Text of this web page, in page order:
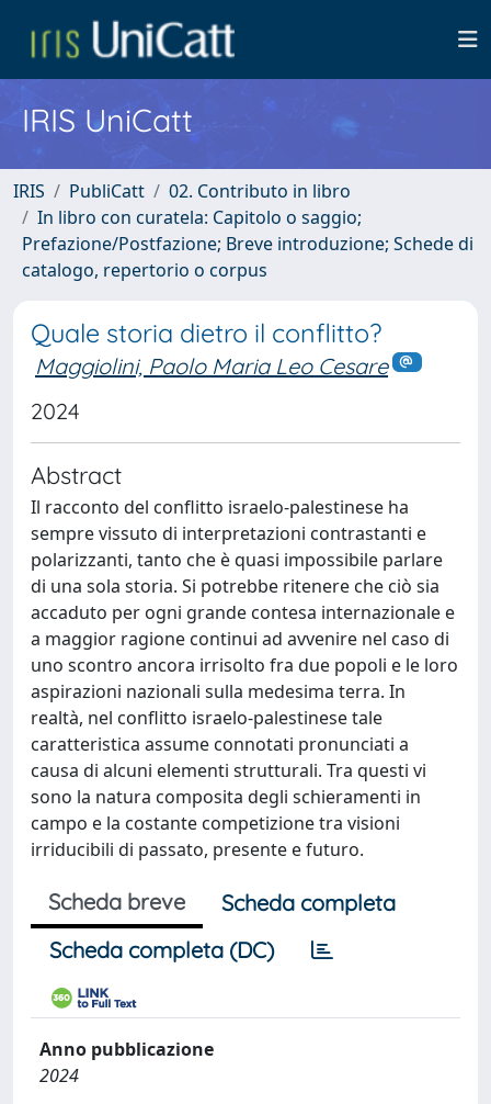
IRIS UniCatt
IRIS PubliCatt
02. Contributo in libro
In libro con curatela: Capitolo o saggio;
Prefazione/Postfazione; Breve introduzione; Schede di
catalogo, repertorio o corpus
Quale storia dietro il conflitto?
Maggiolini, Paolo Maria Leo Cesare
2024
Abstract
Il racconto del conflitto israelo-palestinese ha
sempre vissuto di interpretazioni contrastanti e
polarizzanti, tanto che è quasi impossibile parlare
di una sola storia. Si potrebbe ritenere che ciò sia
accaduto per ogni grande contesa internazionale e
a maggior ragione continui ad avvenire nel caso di
uno scontro ancora irrisolto fra due popoli e le loro
aspirazioni nazionali sulla medesima terra. In
realtà, nel conflitto israelo-palestinese tale
caratteristica assume connotati pronunciati a
causa di alcuni elementi strutturali. Tra questi vi
sono la natura composita degli schieramenti in
campo e la costante competizione tra visioni
irriducibili di passato, presente e futuro.
Scheda breve
Scheda completa
Scheda completa (DC)
Anno pubblicazione
2024